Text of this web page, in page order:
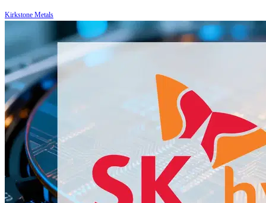
Kirkstone Metals